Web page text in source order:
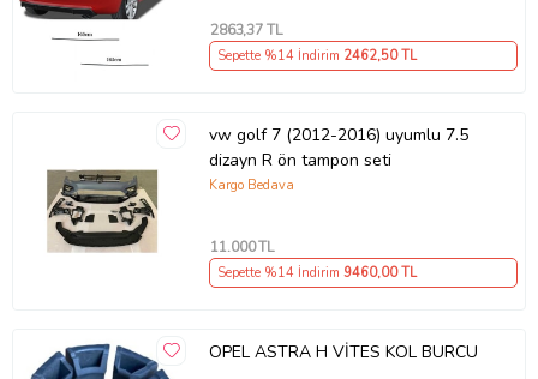
2863,37 TL
Sepette %14 İndirim 2462,50 TL
vw golf 7 (2012-2016) uyumlu 7.5
dizayn R ön tampon seti
Kargo Bedava
11.000TL
Sepette %14 İndirim 9460,00 TL
OPEL ASTRA H VİTES KOL BURCU